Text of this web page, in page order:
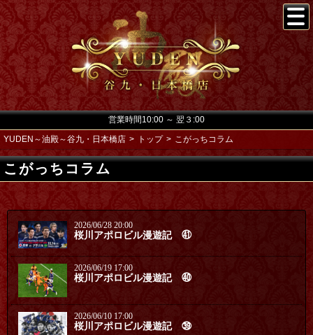
営業時間10:00 ～ 翌３:00
YUDEN～油殿～谷九・日本橋店
トップ こがっちコラム
こがっちコラム
2026/06/28 20:00
桜川アポロビル漫遊記 ㊶
2026/06/19 17:00
桜川アポロビル漫遊記 ㊵
2026/06/10 17:00
桜川アポロビル漫遊記 ㊴